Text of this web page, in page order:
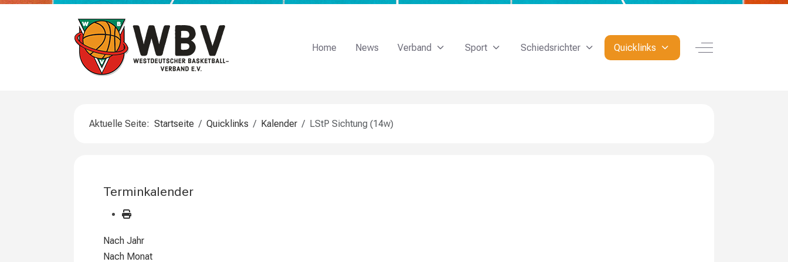
Home News Verband Sport Schiedsrichter Quicklinks Off-Canvas Toggle
Aktuelle Seite: Startseite Quicklinks Kalender LStP Sichtung (14w)
Terminkalender
Nach Jahr
Nach Monat